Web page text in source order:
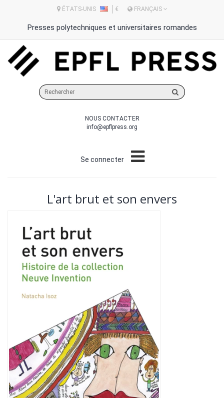
ÉTATS-UNIS € FRANÇAIS
Presses polytechniques et universitaires romandes
sur
site
NOUS CONTACTER
info@epflpress.org
Se connecter
L'art brut et son envers